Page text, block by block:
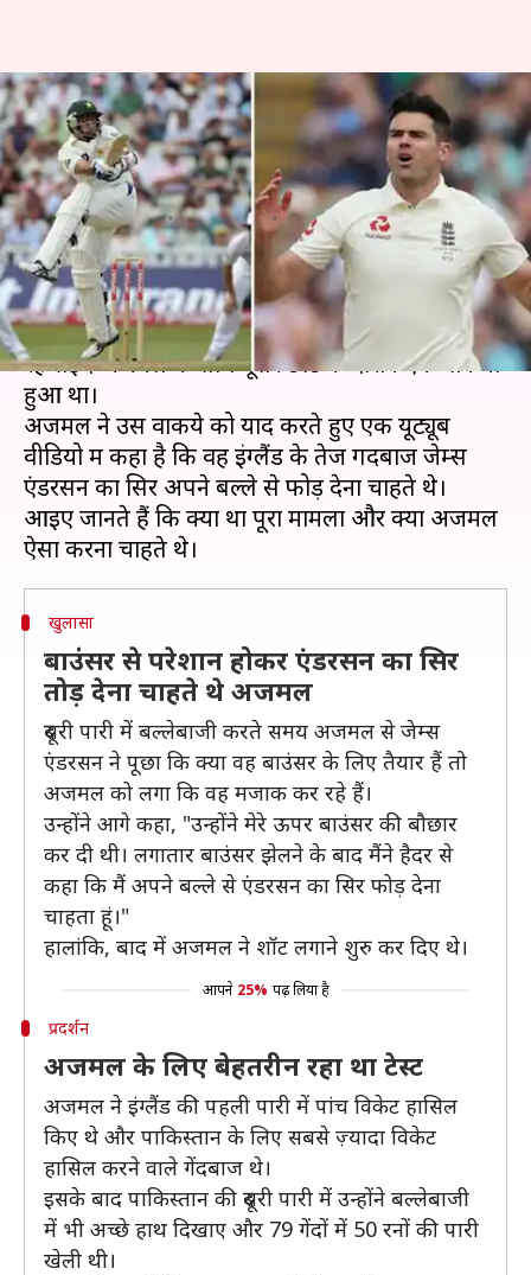
टेस्ट मैच के दौरान इस कारण एंडरसन
का सिर फोड़ना चाहते थे सईद
अजमल
लेखन Neeraj Pandey Apr 14, 2020 05:14 pm
क्या है खबर?
2010 में इंग्लैंड दौरे पर गई पाकिस्तानी टीम के लिए खेल
रहे सईद अजमल के साथ दूसरे टेस्ट के दौरान एक वाकया
हुआ था।
अजमल ने उस वाकये को याद करते हुए एक यूट्यूब
वीडियो में कहा है कि वह इंग्लैंड के तेज गेंदबाज जेम्स
एंडरसन का सिर अपने बल्ले से फोड़ देना चाहते थे।
आइए जानते हैं कि क्या था पूरा मामला और क्यों अजमल
खुलासा
बाउंसर से परेशान होकर एंडरसन का सिर
तोड़ देना चाहते थे अजमल
दूसरी पारी में बल्लेबाजी करते समय अजमल से जेम्स
एंडरसन ने पूछा कि क्या वह बाउंसर के लिए तैयार हैं तो
अजमल को लगा कि वह मजाक कर रहे हैं।
उन्होंने आगे कहा, "उन्होंने मेरे ऊपर बाउंसर की बौछार
कर दी थी। लगातार बाउंसर झेलने के बाद मैंने हैदर से
कहा कि मैं अपने बल्ले से एंडरसन का सिर फोड़ देना
चाहता हूं।"
हालांकि, बाद में अजमल ने शॉट लगाने शुरु कर दिए थे।
आपने 25% पढ़ लिया है
प्रदर्शन
अजमल के लिए बेहतरीन रहा था टेस्ट
अजमल ने इंग्लैंड की पहली पारी में पांच विकेट हासिल
किए थे और पाकिस्तान के लिए सबसे ज़्यादा विकेट
हासिल करने वाले गेंदबाज थे।
इसके बाद पाकिस्तान की दूसरी पारी में उन्होंने बल्लेबाजी
में भी अच्छे हाथ दिखाए और 79 गेंदों में 50 रनों की पारी
खेली थी।